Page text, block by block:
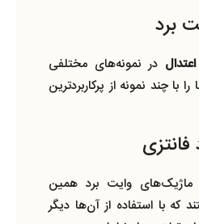
برد
در نمونه‌های مختلفی
با چند نمونه از پرکاربردترین
ماژیک‌های وایت برد همین
که با استفاده از آن‌ها دیگر